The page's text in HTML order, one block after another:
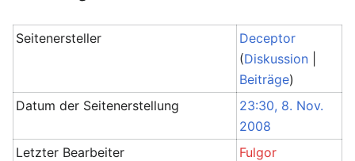
Seitenersteller
Deceptor
(Diskussion
Beiträge)
Datum der Seitenerstellung
23:30, 8. Nov.
2008
Letzter Bearbeiter
Fulgor